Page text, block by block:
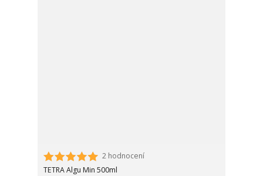
2 hodnocení
TETRA Algu Min 500ml